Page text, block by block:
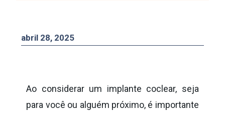
abril 28, 2025
Ao considerar um implante coclear, seja
para você ou alguém próximo, é importante